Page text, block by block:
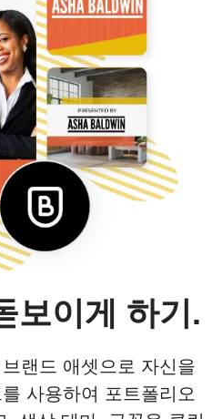
보이게 하기.
랜드 애셋으로 자신을
사용하여 포트폴리오